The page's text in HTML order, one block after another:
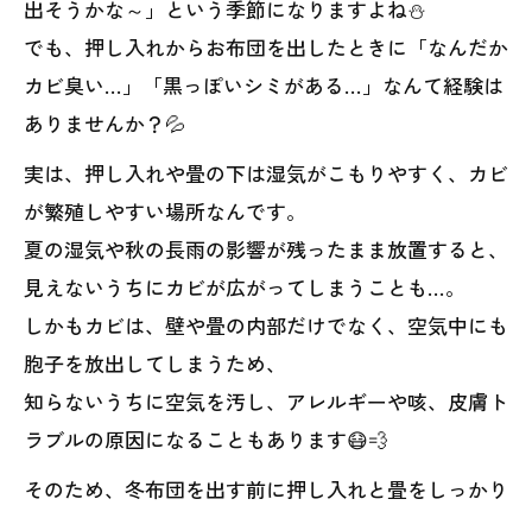
出そうかな～」という季節になりますよね⛄️
でも、押し入れからお布団を出したときに「なんだか
カビ臭い…」「黒っぽいシミがある…」なんて経験は
ありませんか？💦
実は、押し入れや畳の下は湿気がこもりやすく、カビ
が繁殖しやすい場所なんです。
夏の湿気や秋の長雨の影響が残ったまま放置すると、
見えないうちにカビが広がってしまうことも…。
しかもカビは、壁や畳の内部だけでなく、空気中にも
胞子を放出してしまうため、
知らないうちに空気を汚し、アレルギーや咳、皮膚ト
ラブルの原因になることもあります😷💨
そのため、冬布団を出す前に押し入れと畳をしっかり